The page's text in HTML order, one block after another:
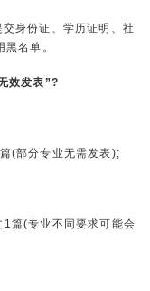
身份证、学历证明、社
名单。
效发表”?
(部分专业无需发表);
篇(专业不同要求可能会